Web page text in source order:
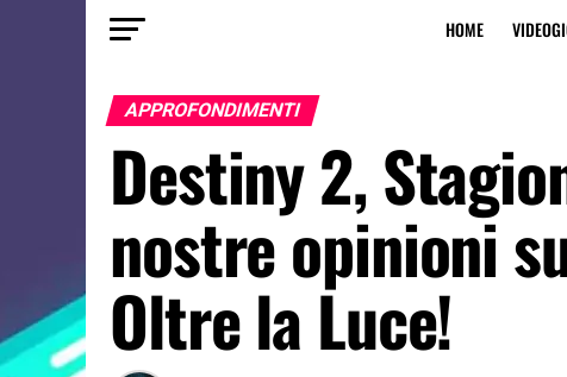
HOME
APPROFONDIMENTI
Destiny 2,
nostre opinioni
Oltre la Luce!